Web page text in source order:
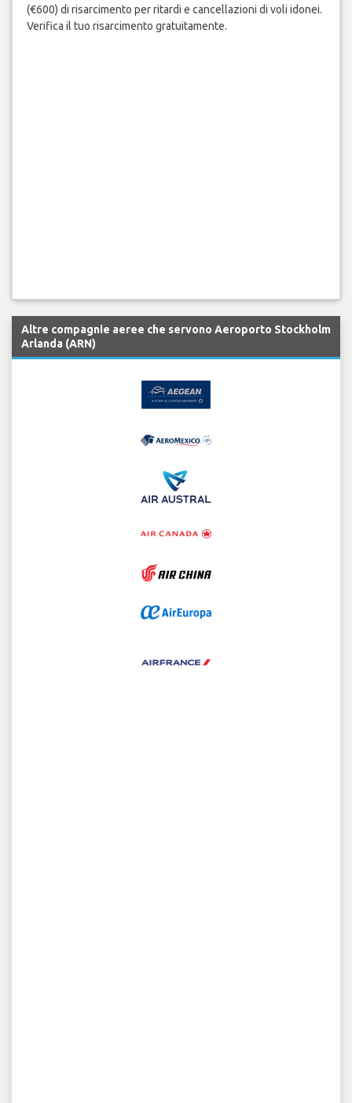
(€600) di risarcimento per ritardi e cancellazioni di voli idonei.
Verifica il tuo risarcimento gratuitamente.
Altre compagnie aeree che servono Aeroporto Stockholm
Arlanda (ARN)